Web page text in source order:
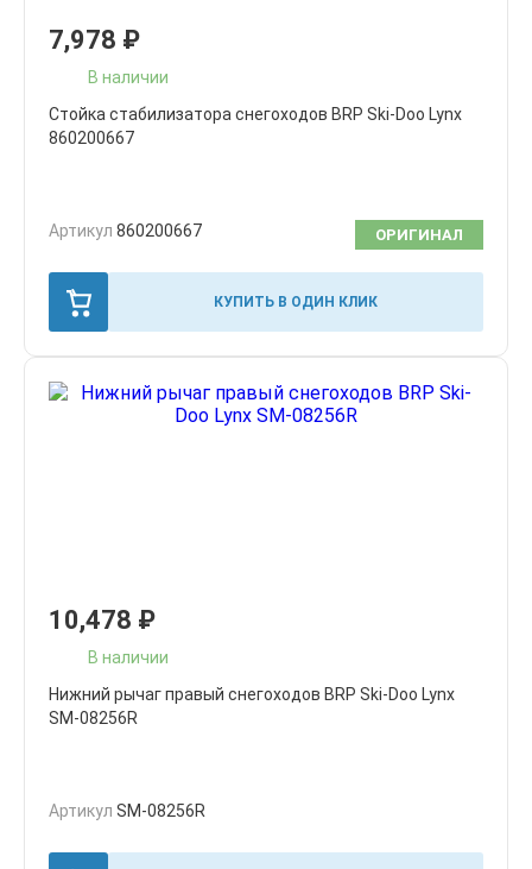
7,978 ₽
В наличии
Стойка стабилизатора снегоходов BRP Ski-Doo Lynx
860200667
Артикул 860200667 ОРИГИНАЛ
КУПИТЬ В ОДИН КЛИК
10,478 ₽
В наличии
Нижний рычаг правый снегоходов BRP Ski-Doo Lynx
SM-08256R
Артикул SM-08256R